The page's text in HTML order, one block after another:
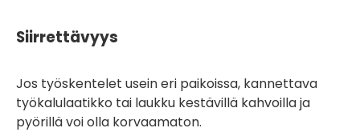
Siirrettävyys
Jos työskentelet usein eri paikoissa, kannettava
työkalulaatikko tai laukku kestävillä kahvoilla ja
pyörillä voi olla korvaamaton.